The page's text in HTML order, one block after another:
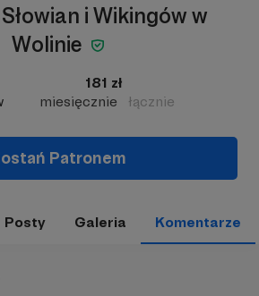
i Wikingów w
Wolinie
181 zł
miesięcznie
łącznie
Patronem
Posty Galeria Komentarze